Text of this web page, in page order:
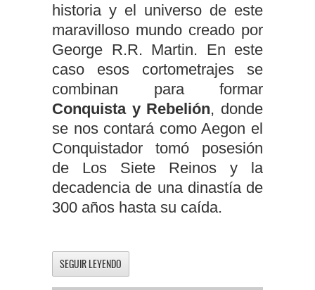
historia y el universo de este
maravilloso mundo creado por
George R.R. Martin. En este
caso esos cortometrajes se
combinan para formar
Conquista y Rebelión, donde
se nos contará como Aegon el
Conquistador tomó posesión
de Los Siete Reinos y la
decadencia de una dinastía de
300 años hasta su caída.
SEGUIR LEYENDO